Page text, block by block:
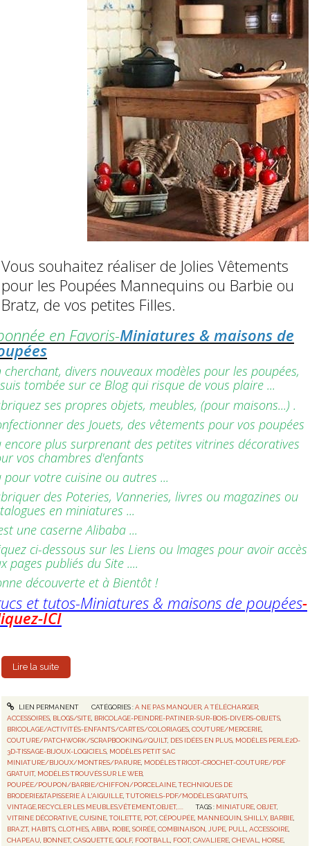
Vous souhaitez réaliser de Jolies Vêtements
pour les Poupées Mannequins ou Barbie ou
Bratz, de vos petites Filles.
en Favoris-Miniatures & maisons de
cherchant, divers nouveaux modèles pour les poupées,
tombée sur ce Blog qui risque de vous plaire ...
ses propres objets, meubles, (pour maisons...) .
des Jouets, des vêtements pour vos poupées
encore plus surprenant des petites vitrines décoratives
vos chambres d'enfants
pour votre cuisine ou autres ...
des Poteries, Vanneries, livres ou magazines ou
en miniatures ...
une caserne Alibaba ...
ci-dessous sur les Liens ou Images pour avoir accès
pages publiés du Site ....
découverte et à Bientôt !
et tutos-Miniatures & maisons de poupées-
ICI
Lire la suite
LIEN PERMANENT CATÉGORIES :A NE PAS MANQUER, A TÉLÉCHARGER,
ACCESSOIRES BLOGS/SITE BRICOLAGE-PEINDRE-PATINER-SUR-BOIS-DIVERS-OBJETS
BRICOLAGE/ACTIVITÉS-ENFANTS/CARTES/COLORIAGES ,COUTURE/MERCERIE
COUTURE/PATCHWORK/SCRAPBOOKING//QUILT, DES IDÉES EN PLUS MODÈLES PERLE2D-
3D-TISSAGE-BIJOUX-LOGICIELS MODÈLES PETIT SAC
MINIATURE/BIJOUX/MONTRES/PARURE MODÈLES TRICOT-CROCHET-COUTURE/PDF
GRATUIT, MODÈLES TROUVÉS SUR LE WEB
POUPÉE/POUPON/BARBIE/CHIFFON/PORCELAINE ,TECHNIQUES DE
BRODERIE&TAPISSERIE À L'AIGUILLE ,TUTORIELS-PDF/MODÈLES GRATUITS
VINTAGE,RECYCLER LES MEUBLES,VÊTEMENT,OBJET,....
TAGS : MINIATURE ,OBJET,
VITRINE DÉCORATIVE ,CUISINE ,TOILETTE POT,CÉPOUPÉE MANNEQUIN ,SHILLY, BARBIE
BRAZT, HABITS ,CLOTHES ,ABBA ROBE ,SOIRÉE ,COMBINAISON JUPE PULL ,ACCESSOIRE
CHAPEAU BONNET,CASQUETTE ,GOLF, FOOTBALL FOOT,CAVALIERE ,CHEVAL HORSE